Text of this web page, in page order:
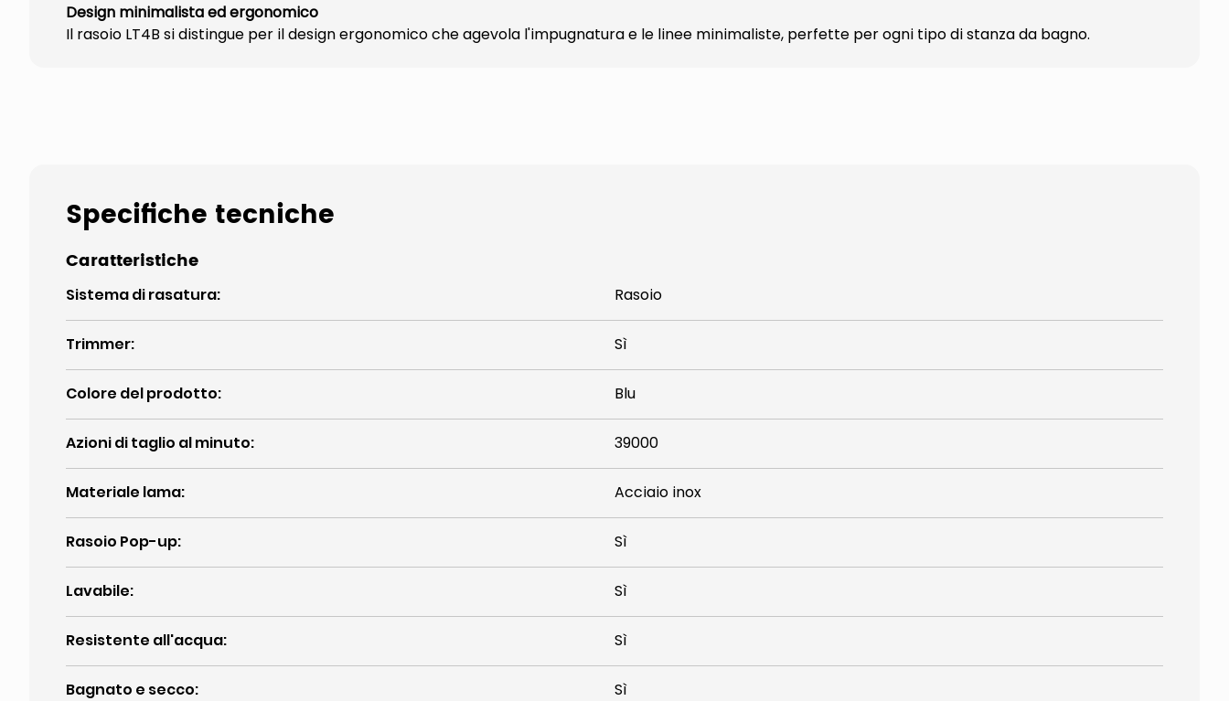
Design minimalista ed ergonomico
Il rasoio LT4B si distingue per il design ergonomico che agevola l'impugnatura e le linee minimaliste, perfette per ogni tipo di stanza da bagno.
Specifiche tecniche
Caratteristiche
Sistema di rasatura: Rasoio
Trimmer: Sì
Colore del prodotto: Blu
Azioni di taglio al minuto: 39000
Materiale lama: Acciaio inox
Rasoio Pop-up: Sì
Lavabile: Sì
Resistente all'acqua: Sì
Bagnato e secco: Sì